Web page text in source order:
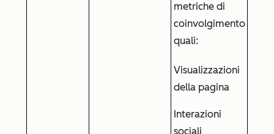
metriche di
coinvolgimento
quali:
Visualizzazioni
della pagina
Interazioni
sociali